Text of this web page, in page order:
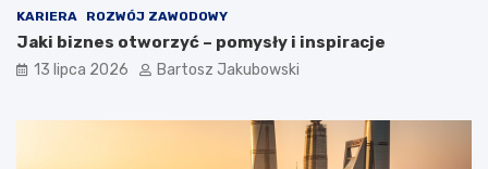
KARIERA ROZWÓJ ZAWODOWY
Jaki biznes otworzyć – pomysły i inspiracje
13 lipca 2026 Bartosz Jakubowski